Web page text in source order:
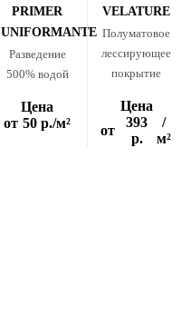
PRIMER
UNIFORMANTE
Разведение
500% водой
Цена
от 50 р./м²
VELATURE
Полуматовое
лессирующее
покрытие
Цена
от
393
р.
/
м²